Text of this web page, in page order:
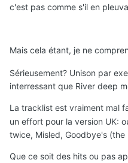
c'est pas comme s'il en
Mais cela étant, je ne
Sérieusement? Unison par
interressant que River deep
La tracklist est vraiment mal
un effort pour la version UK:
twice, Misled, Goodbye's
Que ce soit des hits ou pas